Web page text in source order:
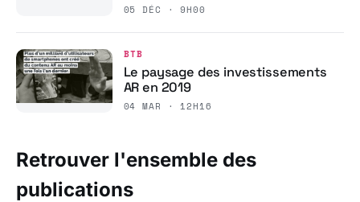
05 DÉC · 9H00
BTB
Le paysage des investissements
AR en 2019
04 MAR · 12H16
Retrouver l'ensemble des
publications